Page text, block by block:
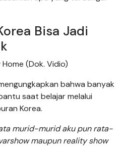
Bisa Jadi
(Dok. Vidio)
bahwa banyak
saat belajar melalui
Korea.
murid-murid aku pun rata-
maupun reality show